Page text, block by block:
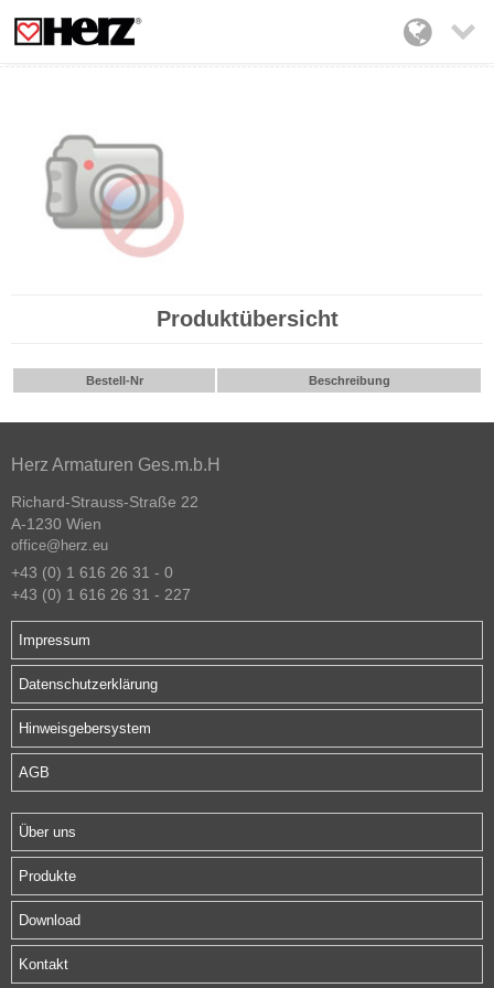

Produktübersicht
Bestell-Nr Beschreibung
Herz Armaturen Ges.m.b.H
Richard-Strauss-Straße 22
A-1230 Wien
office@herz.eu
+43 (0) 1 616 26 31 - 0
+43 (0) 1 616 26 31 - 227
Impressum
Datenschutzerklärung
Hinweisgebersystem
AGB
Über uns
Produkte
Download
Kontakt